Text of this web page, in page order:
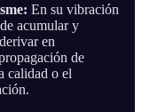
En su vibración
acumular y
en
de
calidad o el